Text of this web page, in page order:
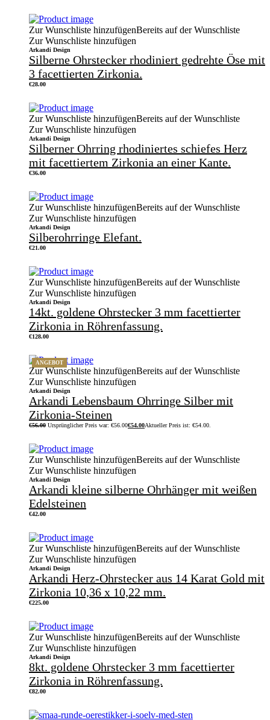
Zur Wunschliste hinzufügenBereits auf der Wunschliste
Zur Wunschliste hinzufügen
Arkandi Design
Silberne Ohrstecker rhodiniert gedrehte Öse mit
3 facettierten Zirkonia.
€28.00
Zur Wunschliste hinzufügenBereits auf der Wunschliste
Zur Wunschliste hinzufügen
Arkandi Design
Silberner Ohrring rhodiniertes schiefes Herz
mit facettiertem Zirkonia an einer Kante.
€36.00
Zur Wunschliste hinzufügenBereits auf der Wunschliste
Zur Wunschliste hinzufügen
Arkandi Design
Silberohrringe Elefant.
€21.00
Zur Wunschliste hinzufügenBereits auf der Wunschliste
Zur Wunschliste hinzufügen
Arkandi Design
14kt. goldene Ohrstecker 3 mm facettierter
Zirkonia in Röhrenfassung.
€128.00
ANGEBOT
Zur Wunschliste hinzufügenBereits auf der Wunschliste
Zur Wunschliste hinzufügen
Arkandi Design
Arkandi Lebensbaum Ohrringe Silber mit
Zirkonia-Steinen
€56.00 Ursprünglicher Preis war: €56.00€54.00Aktueller Preis ist: €54.00.
Zur Wunschliste hinzufügenBereits auf der Wunschliste
Zur Wunschliste hinzufügen
Arkandi Design
Arkandi kleine silberne Ohrhänger mit weißen
Edelsteinen
€42.00
Zur Wunschliste hinzufügenBereits auf der Wunschliste
Zur Wunschliste hinzufügen
Arkandi Design
Arkandi Herz-Ohrstecker aus 14 Karat Gold mit
Zirkonia 10,36 x 10,22 mm.
€225.00
Zur Wunschliste hinzufügenBereits auf der Wunschliste
Zur Wunschliste hinzufügen
Arkandi Design
8kt. goldene Ohrstecker 3 mm facettierter
Zirkonia in Röhrenfassung.
€82.00